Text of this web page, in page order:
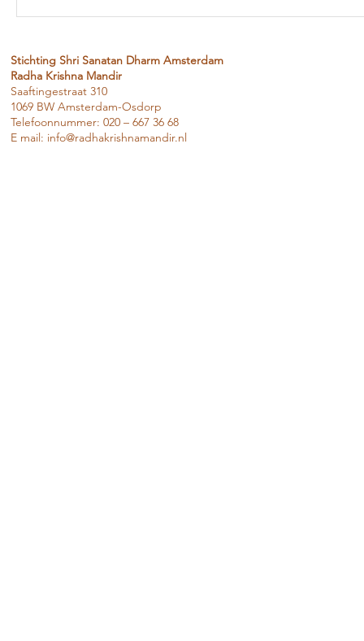
Stichting Shri Sanatan Dharm Amsterdam
Radha Krishna Mandir
Saaftingestraat 310
1069 BW Amsterdam-Osdorp
Telefoonnummer: 020 – 667 36 68
E mail: info@radhakrishnamandir.nl